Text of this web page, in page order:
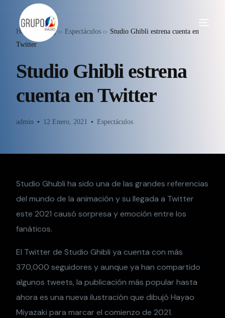
Home Blog Espectáculos
Studio Ghibli estrena cuenta en
Twitter
Studio Ghibli estrena
cuenta en Twitter
admin 12 Enero, 2021 Espectáculos
Studio Ghubli ha sido una de las grandes referencias
del mundo de la animación y su llegada a Twitter
este 2021 causó sorpresa y emoción entre los
fanáticos.
El Twitter de Studio Ghibli ya cuenta con más
370,000 seguidores y aunque ya han compartido
algunos tweets, la publicación más popular hasta
ahora es una nueva ilustración que dibujó Hayao
Miyazaki para marcar el comienzo de 2021.